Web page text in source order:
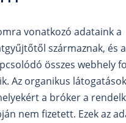
vonatkozó adataink a
származnak, és a
összes webhely
Az organikus
a bróker a
nem fizetett. Ezek az